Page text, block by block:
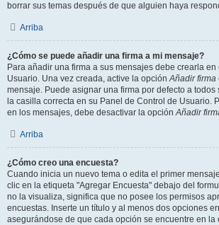
borrar sus temas después de que alguien haya
Arriba
¿Cómo se puede añadir una firma a mi mensaje?
Para añadir una firma a sus mensajes debe crearla
Usuario. Una vez creada, active la opciónAñadir firma
mensaje. Puede asignar una firma por defecto a
la casilla correcta en su Panel de Control de Usuario.
en los mensajes, debe desactivar la opciónAñadir
Arriba
¿Cómo creo una encuesta?
Cuando inicia un nuevo tema o edita el primer
clic en la etiqueta "Agregar Encuesta" debajo del
no la visualiza, significa que no posee los permisos
encuestas. Inserte un título y al menos dos opciones
asegurándose de que cada opción se encuentre en